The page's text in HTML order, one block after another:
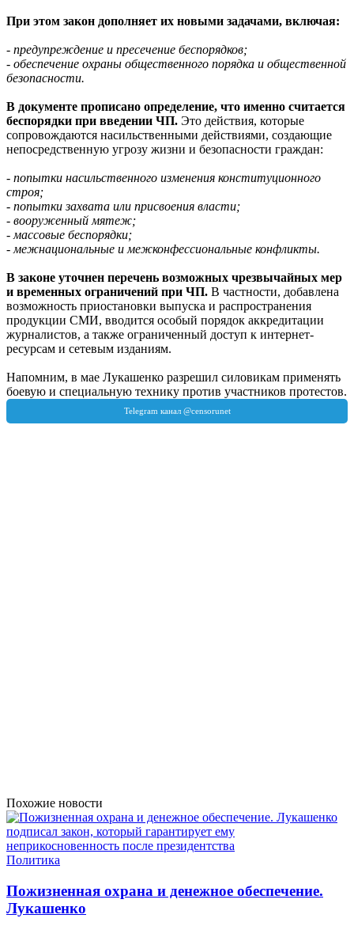
При этом закон дополняет их новыми задачами, включая:
- предупреждение и пресечение беспорядков;
- обеспечение охраны общественного порядка и общественной
безопасности.
В документе прописано определение, что именно считается
беспорядки при введении ЧП. Это действия, которые
сопровождаются насильственными действиями, создающие
непосредственную угрозу жизни и безопасности граждан:
- попытки насильственного изменения конституционного
строя;
- попытки захвата или присвоения власти;
- вооруженный мятеж;
- массовые беспорядки;
- межнациональные и межконфессиональные конфликты.
В законе уточнен перечень возможных чрезвычайных мер
и временных ограничений при ЧП. В частности, добавлена
возможность приостановки выпуска и распространения
продукции СМИ, вводится особый порядок аккредитации
журналистов, а также ограниченный доступ к интернет-
ресурсам и сетевым изданиям.
Напомним, в мае Лукашенко разрешил силовикам применять
боевую и специальную технику против участников протестов.
Похожие новости
Политика
Пожизненная охрана и денежное обеспечение.
Лукашенко